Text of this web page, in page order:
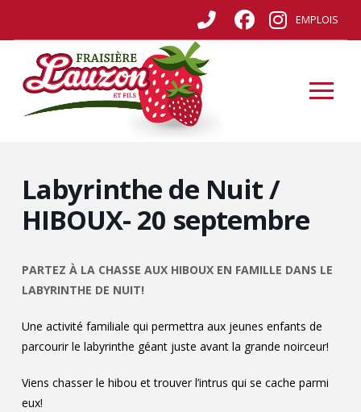
EMPLOIS
Labyrinthe de Nuit /
HIBOUX- 20 septembre
PARTEZ À LA CHASSE AUX HIBOUX EN FAMILLE DANS LE
LABYRINTHE DE NUIT!
Une activité familiale qui permettra aux jeunes enfants de
parcourir le labyrinthe géant juste avant la grande noirceur!
Viens chasser le hibou et trouver l’intrus qui se cache parmi
eux!